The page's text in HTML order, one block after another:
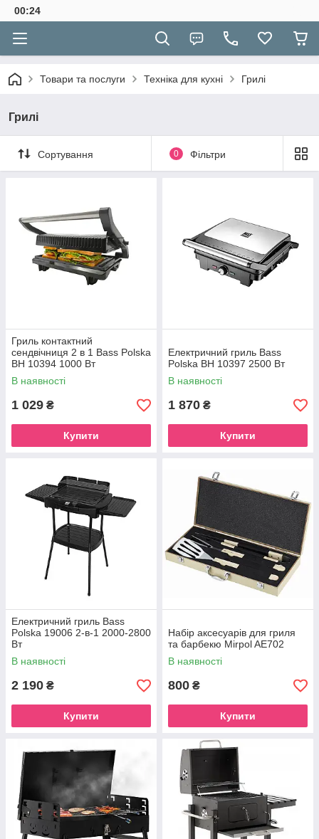
00:24
Товари та послуги Техніка для кухні Грилі
Грилі
Сортування 0 Фільтри
Гриль контактний
сендвічниця 2 в 1 Bass Polska
BH 10394 1000 Вт
В наявності
1 029 ₴
Купити
Електричний гриль Bass
Polska BH 10397 2500 Вт
В наявності
1 870 ₴
Купити
Електричний гриль Bass
Polska 19006 2-в-1 2000-2800
Вт
В наявності
2 190 ₴
Купити
Набір аксесуарів для гриля
та барбекю Mirpol AE702
В наявності
800 ₴
Купити